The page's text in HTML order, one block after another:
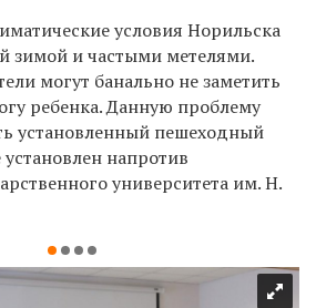
условия Норильска
зимой и частыми метелями.
могут банально не заметить
ребенка. Данную проблему
установленный пешеходный
напротив
университета им. Н.